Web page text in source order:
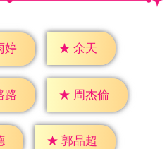
婷 ★ 余天
路 ★ 周杰倫
★ 郭品超